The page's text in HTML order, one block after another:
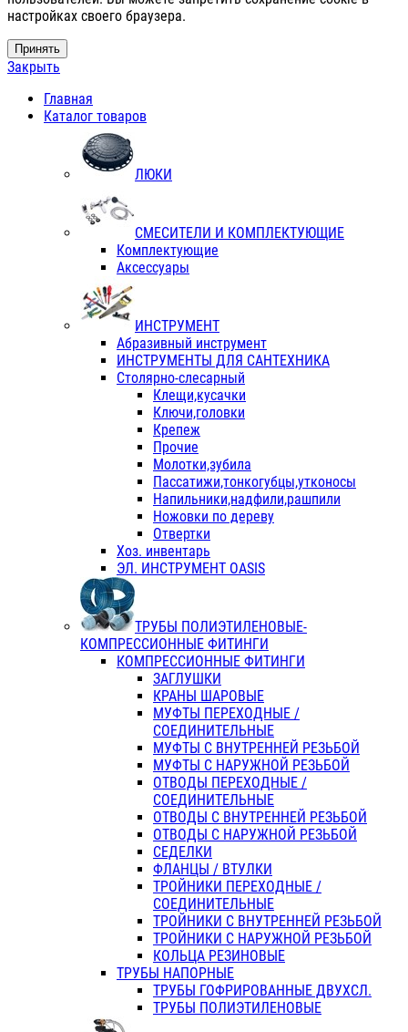
настройках своего браузера.
Принять
Закрыть
Главная
Каталог товаров
ЛЮКИ
СМЕСИТЕЛИ И КОМПЛЕКТУЮЩИЕ
Комплектующие
Аксессуары
ИНСТРУМЕНТ
Абразивный инструмент
ИНСТРУМЕНТЫ ДЛЯ САНТЕХНИКА
Столярно-слесарный
Клещи,кусачки
Ключи,головки
Крепеж
Прочие
Молотки,зубила
Пассатижи,тонкогубцы,утконосы
Напильники,надфили,рашпили
Ножовки по дереву
Отвертки
Хоз. инвентарь
ЭЛ. ИНСТРУМЕНТ OASIS
ТРУБЫ ПОЛИЭТИЛЕНОВЫЕ-
КОМПРЕССИОННЫЕ ФИТИНГИ
КОМПРЕССИОННЫЕ ФИТИНГИ
ЗАГЛУШКИ
КРАНЫ ШАРОВЫЕ
МУФТЫ ПЕРЕХОДНЫЕ /
СОЕДИНИТЕЛЬНЫЕ
МУФТЫ С ВНУТРЕННЕЙ РЕЗЬБОЙ
МУФТЫ С НАРУЖНОЙ РЕЗЬБОЙ
ОТВОДЫ ПЕРЕХОДНЫЕ /
СОЕДИНИТЕЛЬНЫЕ
ОТВОДЫ С ВНУТРЕННЕЙ РЕЗЬБОЙ
ОТВОДЫ С НАРУЖНОЙ РЕЗЬБОЙ
СЕДЕЛКИ
ФЛАНЦЫ / ВТУЛКИ
ТРОЙНИКИ ПЕРЕХОДНЫЕ /
СОЕДИНИТЕЛЬНЫЕ
ТРОЙНИКИ С ВНУТРЕННЕЙ РЕЗЬБОЙ
ТРОЙНИКИ С НАРУЖНОЙ РЕЗЬБОЙ
КОЛЬЦА РЕЗИНОВЫЕ
ТРУБЫ НАПОРНЫЕ
ТРУБЫ ГОФРИРОВАННЫЕ ДВУХСЛ.
ТРУБЫ ПОЛИЭТИЛЕНОВЫЕ